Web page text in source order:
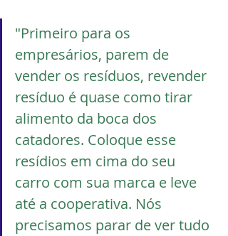
"Primeiro para os
empresários, parem de
vender os resíduos, revender
resíduo é quase como tirar
alimento da boca dos
catadores. Coloque esse
resídios em cima do seu
carro com sua marca e leve
até a cooperativa. Nós
precisamos parar de ver tudo